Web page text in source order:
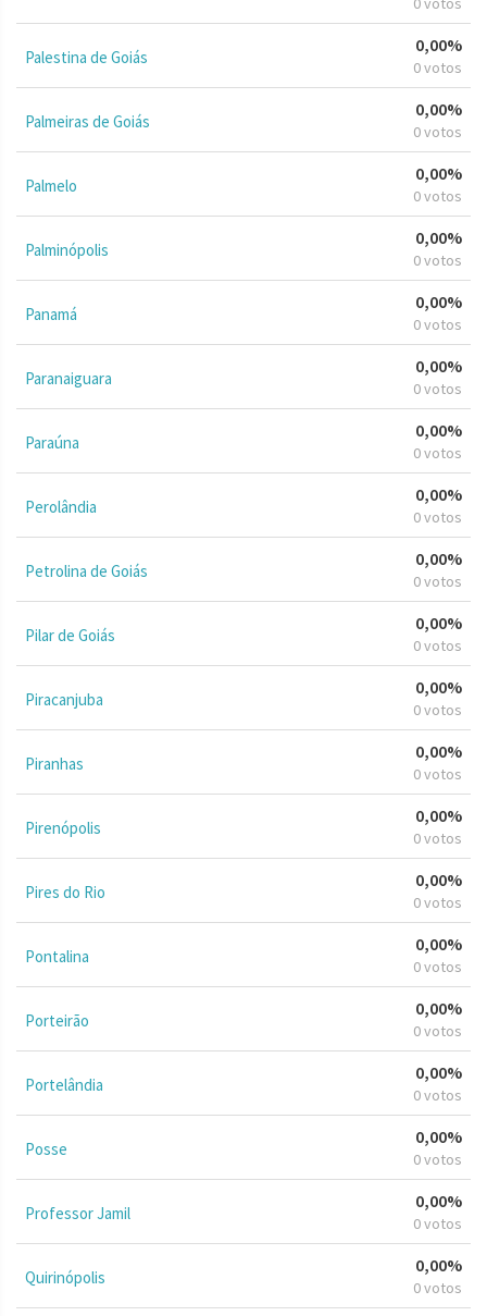
Palestina de Goiás
0,00%
0 votos
Palmeiras de Goiás
0,00%
0 votos
Palmelo
0,00%
0 votos
Palminópolis
0,00%
0 votos
Panamá
0,00%
0 votos
Paranaiguara
0,00%
0 votos
Paraúna
0,00%
0 votos
Perolândia
0,00%
0 votos
Petrolina de Goiás
0,00%
0 votos
Pilar de Goiás
0,00%
0 votos
Piracanjuba
0,00%
0 votos
Piranhas
0,00%
0 votos
Pirenópolis
0,00%
0 votos
Pires do Rio
0,00%
0 votos
Pontalina
0,00%
0 votos
Porteirão
0,00%
0 votos
Portelândia
0,00%
0 votos
Posse
0,00%
0 votos
Professor Jamil
0,00%
0 votos
Quirinópolis
0,00%
0 votos